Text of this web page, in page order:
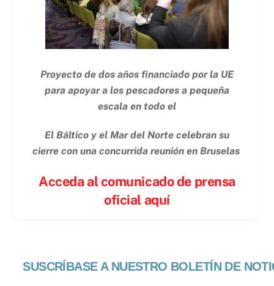
Proyecto de dos años financiado por la UE
para apoyar a los pescadores a pequeña
escala en todo el
El Báltico y el Mar del Norte celebran su
cierre con una concurrida reunión en Bruselas
Acceda al comunicado de prensa
oficial aquí
SUSCRÍBASE A NUESTRO BOLETÍN DE